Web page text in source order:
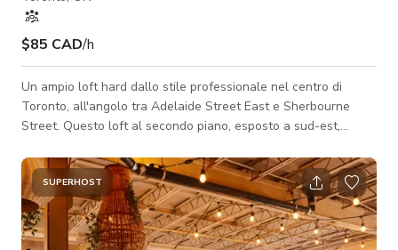
$85 CAD/h
Un ampio loft hard dallo stile professionale nel centro di
Toronto, all'angolo tra Adelaide Street East e Sherbourne
Street. Questo loft al secondo piano, esposto a sud-est,
luce naturale. Gli interni sono progettati con cura con mobili
vintage, opere d'arte, piante e pezzi distintivi. L'estetica fonde
il design mid-century modern con elementi caldi, raccolti e
leggermente bohemien, creando uno sfondo versatile per
produzioni, i
SUPERHOST